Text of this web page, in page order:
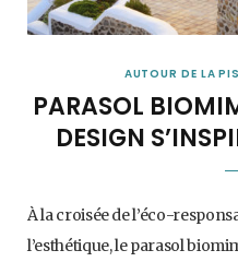
AUTOUR DE LA
PARASOL
DESIGN
À la croisée de l’éco-
l’esthétique, le parasol